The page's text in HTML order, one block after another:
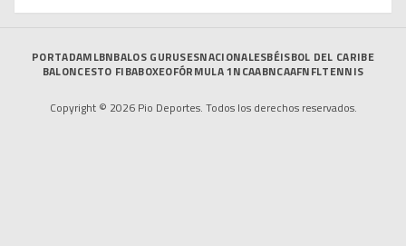
PORTADAMLBNBALOS GURUSESNACIONALESBÉISBOL DEL CARIBE
BALONCESTO FIBABOXEOFÓRMULA 1NCAABNCAAFNFLTENNIS
Copyright © 2026 Pio Deportes. Todos los derechos reservados.